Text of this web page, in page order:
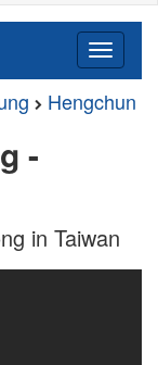
Hengchun
-
in Taiwan